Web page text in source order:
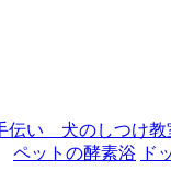
伝い 犬のしつけ教
ペットの酵素浴 ド